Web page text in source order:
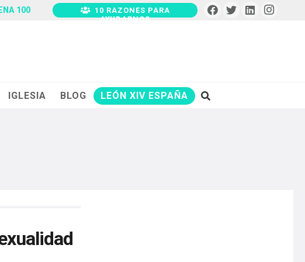
100
10 RAZONES PARA
AYUDARNOS
IGLESIA BLOG LEÓN XIV ESPAÑA